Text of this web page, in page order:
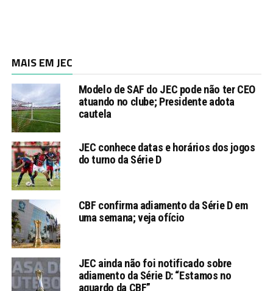
MAIS EM JEC
Modelo de SAF do JEC pode não ter CEO
atuando no clube; Presidente adota
cautela
JEC conhece datas e horários dos jogos
do turno da Série D
CBF confirma adiamento da Série D em
uma semana; veja ofício
JEC ainda não foi notificado sobre
adiamento da Série D: “Estamos no
aguardo da CBF”